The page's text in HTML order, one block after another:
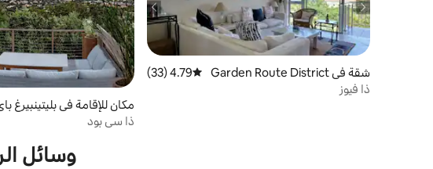
شقة في Garden Route District
Municipality
متوسط التقييم 4.79 من 5، 33 مراجعات
4.79 (33)
ذا فيوز
مكان للإقامة في بليتينبيرغ
ذا سي بود
وسائل